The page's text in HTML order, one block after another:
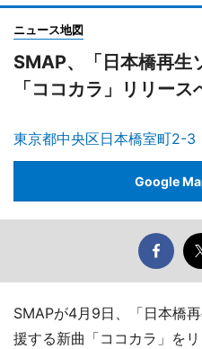
ニュース地図
SMAP、「日本橋再生
「ココカラ」リリース
東京都中央区日本橋室町2-3
Google
SMAPが4月9日、「日本橋
援する新曲「ココカラ」をリ